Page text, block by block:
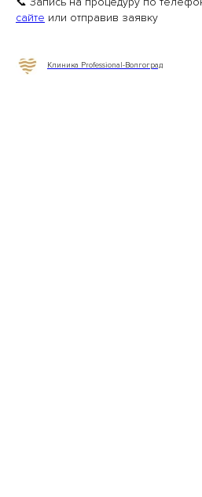
сайте или отправив заявку
Клиника Professional-Волгоград